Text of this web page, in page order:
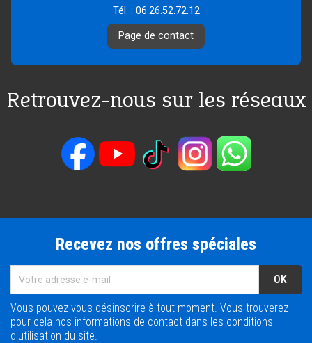
Tél. : 06.26.52.72.12
Page de contact
Retrouvez-nous sur les réseaux
Recevez nos offres spéciales
Vous pouvez vous désinscrire à tout moment. Vous trouverez
pour cela nos informations de contact dans les conditions
d'utilisation du site.